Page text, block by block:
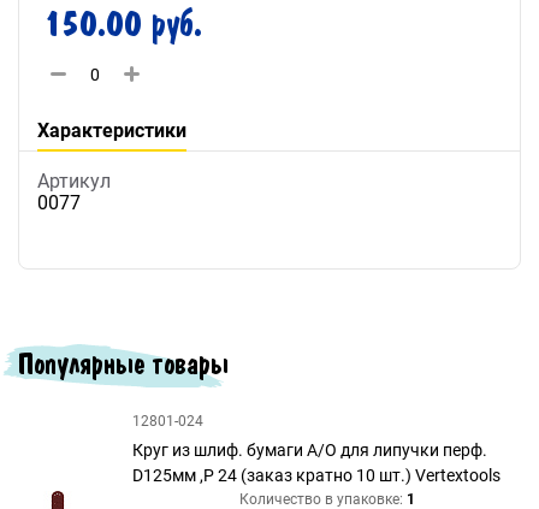
150.00 руб.
Характеристики
Артикул
0077
Популярные товары
12801-024
Круг из шлиф. бумаги А/О для липучки перф.
D125мм ,Р 24 (заказ кратно 10 шт.) Vertextools
Количество в упаковке: 1